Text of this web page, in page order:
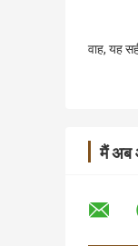
वाह, यह
मैं अब